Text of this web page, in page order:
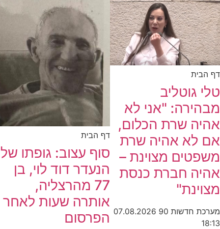
דף הבית
טלי גוטליב
מבהירה: "אני לא
אהיה שרת הכלום,
אם לא אהיה שרת
משפטים מצוינת –
אהיה חברת כנסת
מצוינת"
מערכת חדשות 90
07.08.2026
18:13
דף הבית
סוף עצוב: גופתו של
הנעדר דוד לוי, בן
77 מהרצליה,
אותרה שעות לאחר
הפרסום